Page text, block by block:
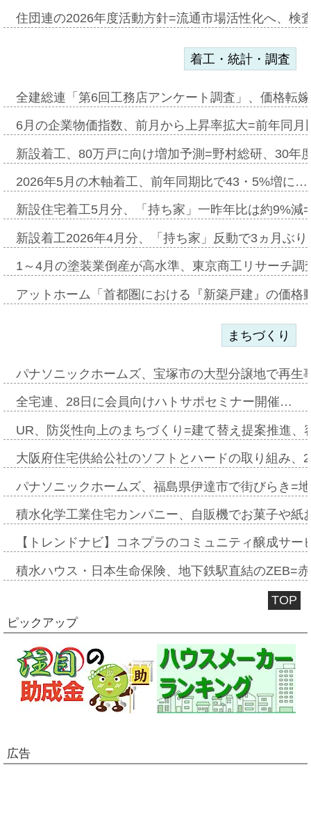
住団連の2026年度活動方針=流通市場活性化へ、検
着工・統計・調査
全建総連「第6回工務店アンケート調査」、価格転
6月の企業物価指数、前月から上昇率拡大=前年同
新設着工、80万戸に向け増加予測=野村総研、30年
2026年5月の木軸着工、前年同期比で43・5%増に…
新設住宅着工5月分、「持ち家」一昨年比は約9%
新設着工2026年4月分、「持ち家」反動で3ヵ月ぶ
1～4月の塗装業倒産が高水準、東京商工リサーチ
アットホーム「首都圏における『新築戸建』の価
まちづくり
パナソニックホームズ、宝塚市の大型分譲地で再
全宅連、28日に会員向けハトサポセミナー開催…
UR、防災性向上のまちづくり=建て替え提案推進
大阪府住宅供給公社のソフトとハードの取り組み
パナソニックホームズ、福島県伊達市で街びらき=
積水化学工業住宅カンパニー、自販機でお菓子や
【トレンドナビ】コネプラのコミュニティ醸成サ
積水ハウス・日本生命保険、地下鉄駅直結のZEB=
TOP
ピックアップ
広告